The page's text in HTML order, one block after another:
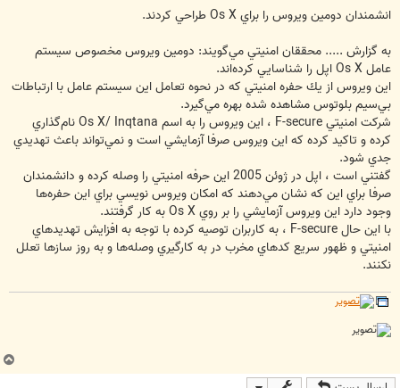
ت
انشمندان دومين ويروس را براي Os X طراحي كردند.
به گزارش ..... محققان امنيتي مي‌‏گويند: دومين ويروس مخصوص سيستم
عامل Os X اپل را شناسايي كرده‌‏اند.
اين ويروس از يك حفره امنيتي كه در نحوه تعامل اين سيستم عامل با ارتباطات
بي‌‏سيم بلوتوس مشاهده شده بهره مي‌‏گيرد.
شركت امنيتي F-secure ، اين ويروس را به اسم Os X/ Inqtana نام‌‏گذاري
كرده و تاكيد كرده كه اين ويروس صرفا آزمايشي است و نمي‌‏تواند باعث تهديدي
جدي شود.
گفتني است ، اپل در ژوئن 2005 اين حرفه امنيتي را وصله كرده و دانشمندان
صرفا براي اين كه نشان مي‌‏دهند كه امكان ويروس نويسي براي اين حفره‌‏ها
وجود دارد اين ويروس آزمايشي را بر روي Os X به كار گرفتند.
با اين حال F-secure ، به كاربران توصيه كرده با توجه به افزايش تهديدهاي
امنيتي و ظهور سريع كدهاي مخرب در به كارگيري وصله‌‏ها و به روز سازها تعلل
نكنند.